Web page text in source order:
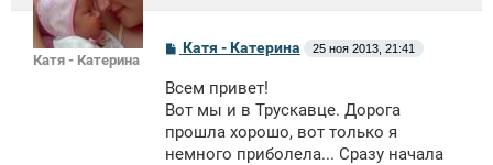
Катя - Катерина
С
б
щ
н
и
Катя - Катерина 25 ноя 2013, 21:41
Всем привет!
Вот мы и в Трускавце. Дорога
прошла хорошо, вот только я
немного приболела... Сразу начала